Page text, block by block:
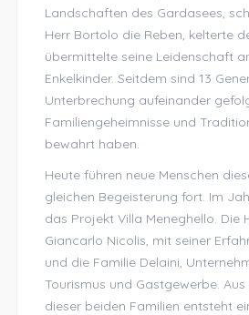
Landschaften des Gardasees,
Herr Bortolo die Reben, kelterte
übermittelte seine Leidenschaft
Enkelkinder. Seitdem sind 13
Unterbrechung aufeinander
Familiengeheimnisse und
bewahrt haben.
Heute führen neue Menschen
gleichen Begeisterung fort. Im
das Projekt Villa Meneghello. Die
Giancarlo Nicolis, mit seiner
und die Familie Delaini,
Tourismus und Gastgewerbe.
dieser beiden Familien entsteht